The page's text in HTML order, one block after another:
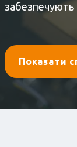
забезпечують
Показати